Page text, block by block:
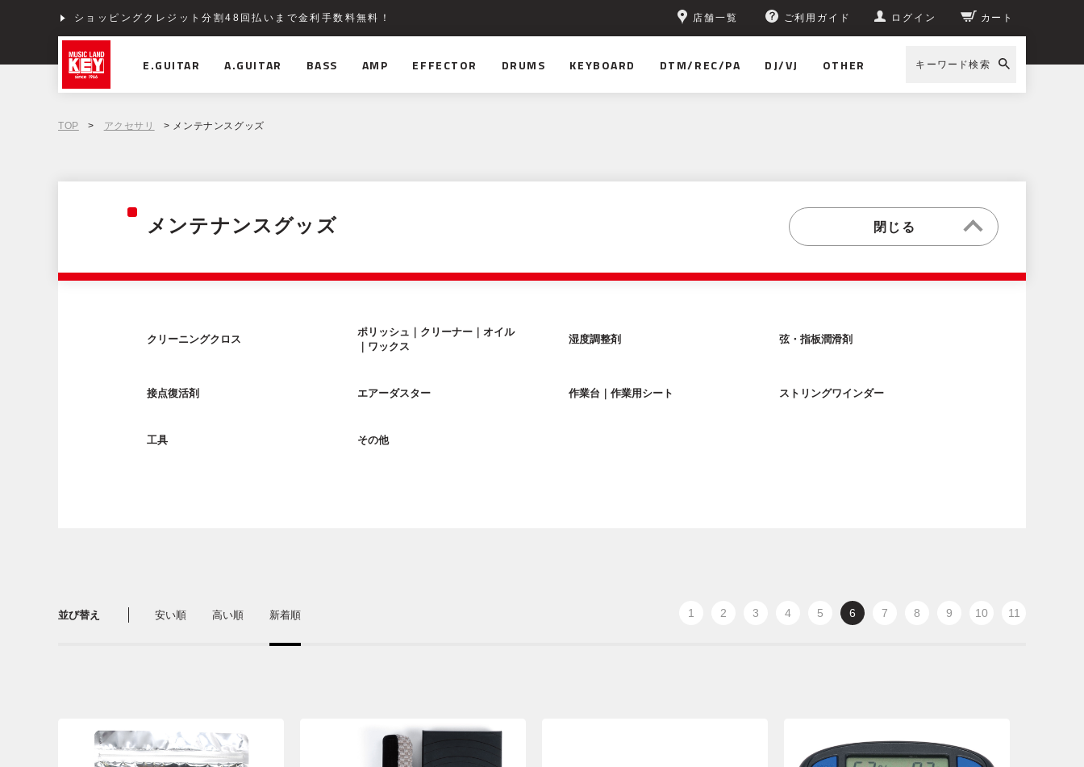
ショッピングクレジット分割48回払いまで金利手数料無料！ 店舗一覧 ご利用ガイド ログイン カート
E.GUITAR A.GUITAR BASS AMP EFFECTOR DRUMS KEYBOARD DTM/REC/PA DJ/VJ OTHER キーワード検索
TOP > アクセサリ > メンテナンスグッズ
メンテナンスグッズ
クリーニングクロス
ポリッシュ｜クリーナー｜オイル
｜ワックス
湿度調整剤 弦・指板潤滑剤
接点復活剤 エアーダスター 作業台｜作業用シート ストリングワインダー
工具 その他
並び替え 安い順 高い順 新着順 1 2 3 4 5 6 7 8 9 10 11